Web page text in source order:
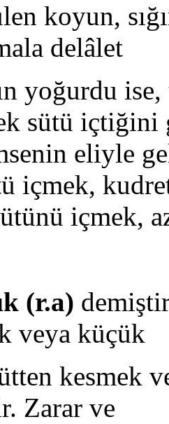
koyun,
delâlet
yoğurdu
sütü
eliyle
içmek,
içmek,
(r.a)
veya küçük
kesmek
Zarar ve